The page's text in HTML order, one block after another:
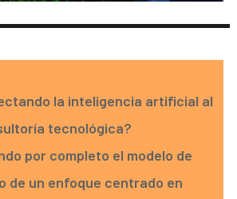
la inteligencia artificial al
tecnológica?
por completo el modelo de
de un enfoque centrado en